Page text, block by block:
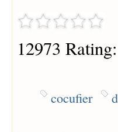
12973 Rating:
cocufier